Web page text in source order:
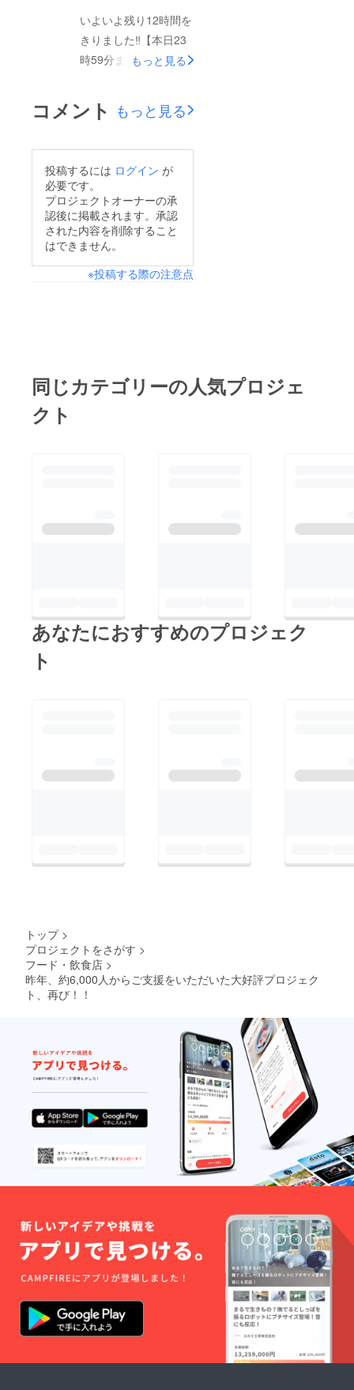
食べていただけました
ら幸いでございます。
くことなりましたので
お知らせさせていただ
きます。コロナ第6派
完全に無くなり、今回
再度、特製ロースト
のご自宅にお届けいた
します。今回は世界の
三大生ハムの一つであ
るスペイン産生ハム
（ハモンセラーノ）も
をご用意させていただ
ただけましたら幸いで
ございます。こちらか
ハム！どうぞよろしく
いよいよ残り12時間を
きりました‼【本日23
時59分まで】 『第2
ム（プロシュート）と
サラミ、合計8トンの
で、現在までに800人
を超えるご支援をいた
だきました。当初の予
想を遥かに超えるご支
りがとうございます！
方がいらっしゃいまし
たら、是非ともよろし
合計8トンの在庫を廃
↓↓↓https://camp-
fire.jp/projects/view/49
けは全くなく、赤字覚
もっと見る
コメント もっと見る
投稿するには ログイン が
必要です。
プロジェクトオーナーの承
認後に掲載されます。承認
された内容を削除すること
はできません。
※投稿する際の注意点
同じカテゴリーの人気プロジェ
クト
あなたにおすすめのプロジェク
ト
トップ >
プロジェクトをさがす >
フード・飲食店 >
昨年、約6,000人からご支援をいただいた大好評プロジェク
ト、再び！！